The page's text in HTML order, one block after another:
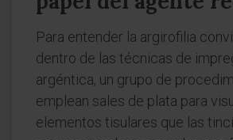
Para entender la argirofilia
dentro de las técnicas de
argéntica, un grupo de
emplean sales de plata para
elementos tisulares que las